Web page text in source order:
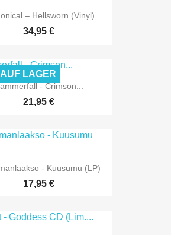
‎– Hellsworn (Vinyl)
34,95 €
- Crimson...
21,95 €
LAGER
- Kuusumu (LP)
17,95 €